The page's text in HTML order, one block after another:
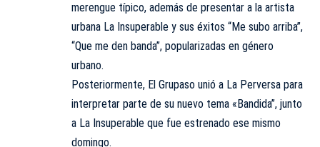
merengue típico, además de presentar a la artista
urbana La Insuperable y sus éxitos “Me subo arriba”,
“Que me den banda”, popularizadas en género
urbano.
Posteriormente, El Grupaso unió a La Perversa para
interpretar parte de su nuevo tema «Bandida”, junto
a La Insuperable que fue estrenado ese mismo
domingo.